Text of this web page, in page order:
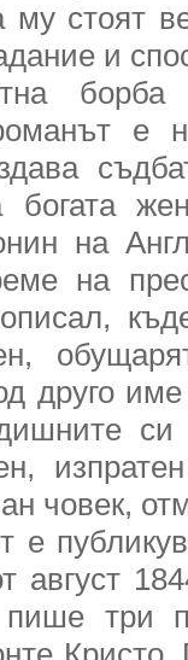
му стоят
и
е
богата
на
на
друго име
човек,
е
август
три